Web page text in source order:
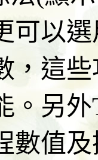
可以
，這
。另
數值